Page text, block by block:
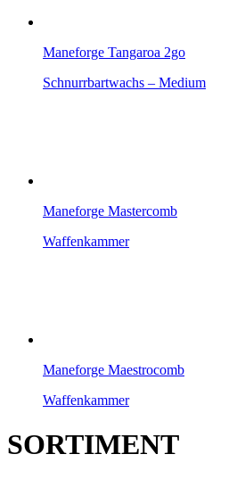
Maneforge Tangaroa 2go
Schnurrbartwachs – Medium
Maneforge Mastercomb
Waffenkammer
Maneforge Maestrocomb
Waffenkammer
SORTIMENT